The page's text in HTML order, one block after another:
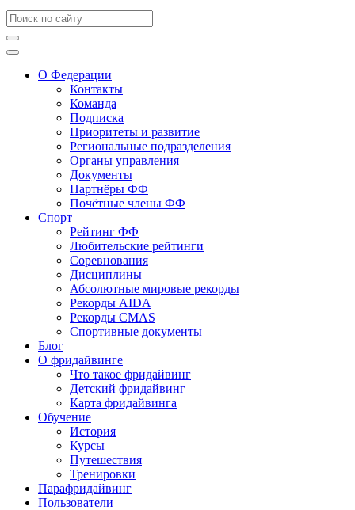
О Федерации
Контакты
Команда
Подписка
Приоритеты и развитие
Региональные подразделения
Органы управления
Документы
Партнёры ФФ
Почётные члены ФФ
Спорт
Рейтинг ФФ
Любительские рейтинги
Соревнования
Дисциплины
Абсолютные мировые рекорды
Рекорды AIDA
Рекорды CMAS
Спортивные документы
Блог
О фридайвинге
Что такое фридайвинг
Детский фридайвинг
Карта фридайвинга
Обучение
История
Курсы
Путешествия
Тренировки
Парафридайвинг
Пользователи